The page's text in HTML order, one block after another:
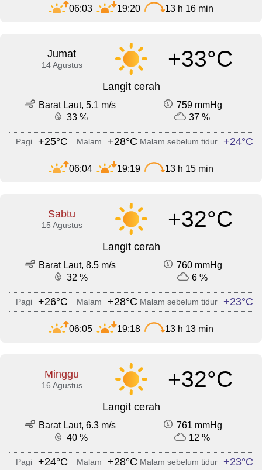
06:03 19:20 13 h 16 min
Jumat
14 Agustus +33°C
Langit cerah
Barat Laut, 5.1 m/s
759 mmHg
33 %
37 %
Pagi +25°C Malam +28°C Malam sebelum tidur +24°C
06:04 19:19 13 h 15 min
Sabtu
15 Agustus +32°C
Langit cerah
Barat Laut, 8.5 m/s
760 mmHg
32 %
6 %
Pagi +26°C Malam +28°C Malam sebelum tidur +23°C
06:05 19:18 13 h 13 min
Minggu
16 Agustus +32°C
Langit cerah
Barat Laut, 6.3 m/s
761 mmHg
40 %
12 %
Pagi +24°C Malam +28°C Malam sebelum tidur +23°C